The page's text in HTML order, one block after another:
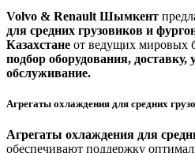
Volvo & Renault Шымкент
для средних грузовиков и
Казахстане от ведущих мировых
подбор оборудования, доставку,
обслуживание.
Агрегаты охлаждения для средних
Агрегаты охлаждения для
обеспечивают поддержку